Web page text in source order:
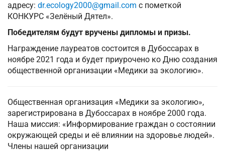
адресу: dr.ecology2000@gmail.com с пометкой
КОНКУРС «Зелёный Дятел».
Победителям будут вручены дипломы и призы.
Награждение лауреатов состоится в Дубоссарах в
ноябре 2021 года и будет приурочено ко Дню создания
общественной организации «Медики за экологию».
Общественная организация «Медики за экологию»,
зарегистрирована в Дубоссарах в ноябре 2000 года.
Наша миссия: «Информирование граждан о состоянии
окружающей среды и её влиянии на здоровье людей».
Члены нашей организации